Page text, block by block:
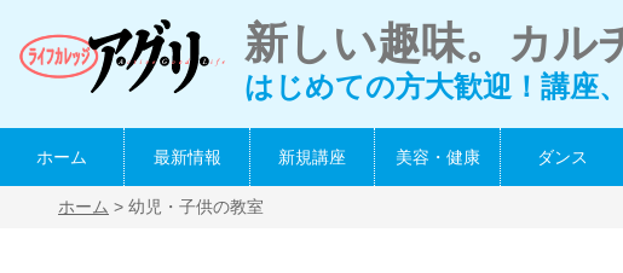
新しい趣味。カル
はじめての方大歓迎！講座
ホーム 最新情報 新規講座 美容・健康 ダンス
ホーム > 幼児・子供の教室